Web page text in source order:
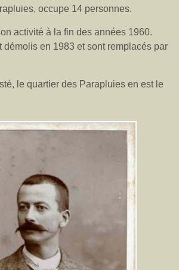
occupe 14 personnes.
activité à la fin des années 1960.
démolis en 1983 et sont remplacés par
le quartier des Parapluies en est le